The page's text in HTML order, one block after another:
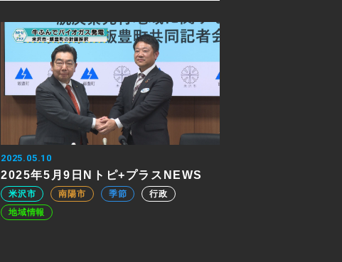
2025.05.10
2025年5月9日Nトピ+プラスNEWS
米沢市 南陽市 季節
行政
地域情報